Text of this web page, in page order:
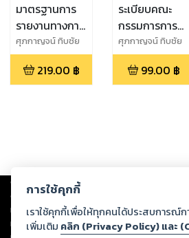
มาตรฐานการ
รายงานทางการ
เงิน
ศุภกาญจน์ ทิบชัย
219.00 ฿
ระเบียบคณะ
กรรมการการ
เลือกตั้ง ว่าด้วย
การเลือกตั้ง
สมาชิกสภาผู้
ศุภกาญจน์ ทิบชัย
99.00 ฿
Copyright © 2026
ต่อผลงานหรือเนื้อหาใดที่อัปโหลดผ่านเว็บไซต์และ
ทรัพย์สินทางปัญญาของบุคคลอื่นหรือขัดต่อกฎหม
ทุกท่านโปรดใช้วิจารณญาณในการกลั่นกรองด้วย
การใช้คุกกี้
เราใช้คุกกี้เพื่อให้ทุกคนได้ประสบการณ์
เพิ่มเติม คลิก (Privacy Policy) และ